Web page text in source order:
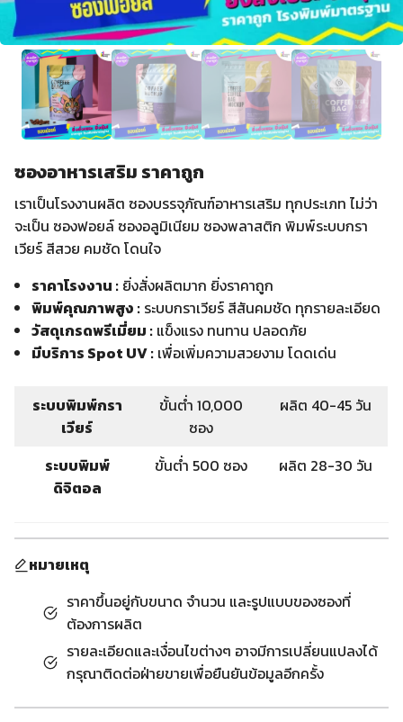
ซองอาหารเสริม ราคาถูก
เราเป็นโรงงานผลิต ซองบรรจุภัณฑ์อาหารเสริม ทุกประเภท ไม่ว่า
จะเป็น ซองฟอยล์ ซองอลูมิเนียม ซองพลาสติก พิมพ์ระบบกรา
เวียร์ สีสวย คมชัด โดนใจ
ราคาโรงงาน : ยิ่งสั่งผลิตมาก ยิ่งราคาถูก
พิมพ์คุณภาพสูง : ระบบกราเวียร์ สีสันคมชัด ทุกรายละเอียด
วัสดุเกรดพรีเมี่ยม : แข็งแรง ทนทาน ปลอดภัย
มีบริการ Spot UV : เพื่อเพิ่มความสวยงาม โดดเด่น
ระบบพิมพ์กรา
เวียร์
ขั้นต่ำ 10,000
ซอง
ผลิต 40-45 วัน
ระบบพิมพ์
ดิจิตอล
ขั้นต่ำ 500 ซอง ผลิต 28-30 วัน
หมายเหตุ
ราคาขึ้นอยู่กับขนาด จำนวน และรูปแบบของซองที่
ต้องการผลิต
รายละเอียดและเงื่อนไขต่างๆ อาจมีการเปลี่ยนแปลงได้
กรุณาติดต่อฝ่ายขายเพื่อยืนยันข้อมูลอีกครั้ง